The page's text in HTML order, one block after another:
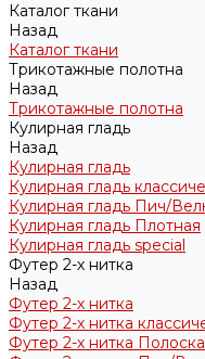
Каталог ткани
Назад
Каталог ткани
Трикотажные полотна
Назад
Трикотажные полотна
Кулирная гладь
Назад
Кулирная гладь
Кулирная гладь
Кулирная гладь Пич/
Кулирная гладь Плотная
Кулирная гладь special
Футер 2-х нитка
Назад
Футер 2-х нитка
Футер 2-х нитка
Футер 2-х нитка